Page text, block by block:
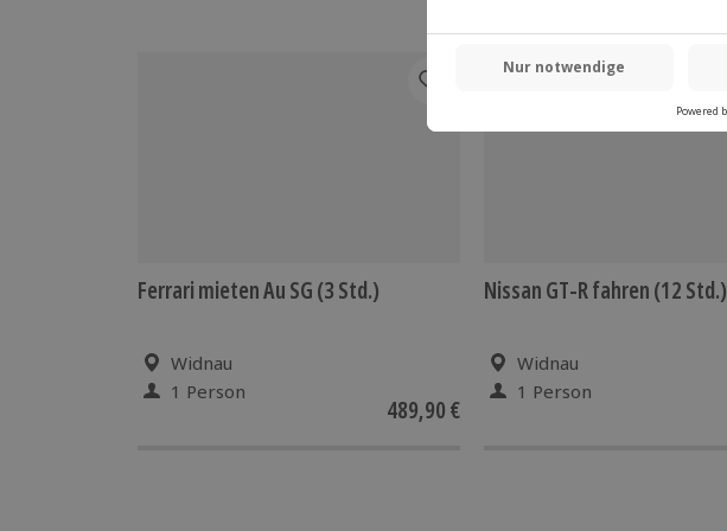
Ferrari mieten Au SG (3 Std.)
Widnau
1 Person
489,90 €
Nissan GT-R fahren (12 Std.)
Widnau
1 Person